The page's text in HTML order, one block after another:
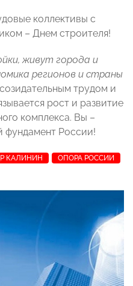
коллективы с
– Днем строителя!
живут города и
регионов и страны
трудом и
рост и развитие
комплекса. Вы –
фундамент России!
КАЛИНИН ОПОРА РОССИИ